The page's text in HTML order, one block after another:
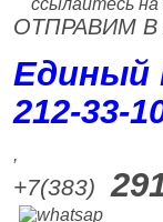
ссылайтесь
ОТПРАВИМ
Единый
,
+7(383)